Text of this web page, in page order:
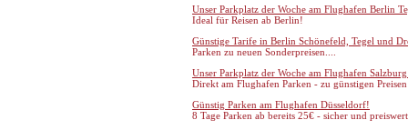
Unser Parkplatz der Woche am Flughafen Berlin
Ideal für Reisen ab Berlin!
Günstige Tarife in Berlin Schönefeld, Tegel und
Parken zu neuen Sonderpreisen....
Unser Parkplatz der Woche am Flughafen
Direkt am Flughafen Parken - zu günstigen
Günstig Parken am Flughafen Düsseldorf!
8 Tage Parken ab bereits 25€ - sicher und